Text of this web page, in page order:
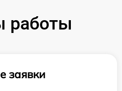
работы
заявки